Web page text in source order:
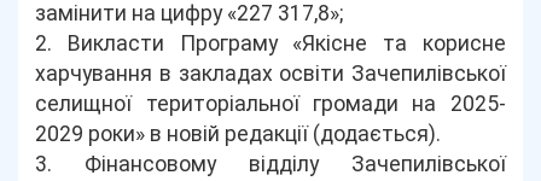
замінити на цифру «227 317,8»;
2. Викласти Програму «Якісне та корисне
харчування в закладах освіти Зачепилівської
селищної територіальної громади на 2025-
2029 роки» в новій редакції (додається).
3. Фінансовому відділу Зачепилівської